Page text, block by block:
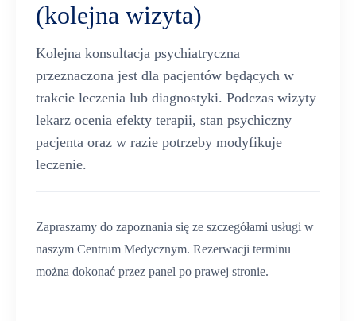
(kolejna wizyta)
Kolejna konsultacja psychiatryczna
przeznaczona jest dla pacjentów będących w
trakcie leczenia lub diagnostyki. Podczas wizyty
lekarz ocenia efekty terapii, stan psychiczny
pacjenta oraz w razie potrzeby modyfikuje
leczenie.
Zapraszamy do zapoznania się ze szczegółami usługi w
naszym Centrum Medycznym. Rezerwacji terminu
można dokonać przez panel po prawej stronie.